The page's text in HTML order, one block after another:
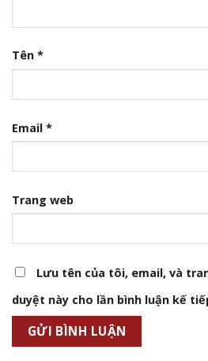
Tên *
Email *
Trang web
Lưu tên của tôi, email, và
duyệt này cho lần bình luận kế